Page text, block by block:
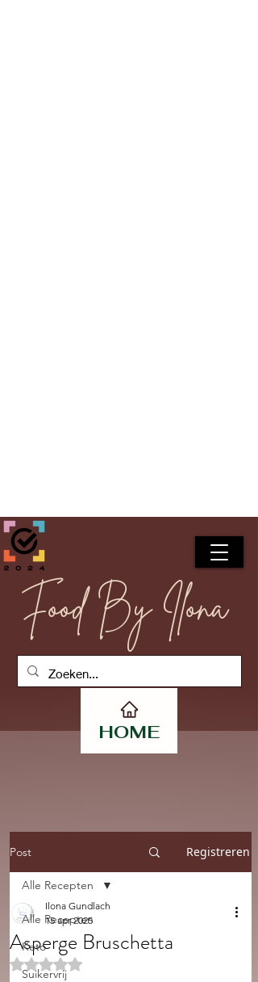
Food By Ilona
HOME
Post Registreren
Alle Recepten
Keto
Suikervrij
Alle Recepten
Asperge Bruschetta
Ilona Gundlach
15 apr 2025
Beoordeeld met NaN uit 5 sterren.